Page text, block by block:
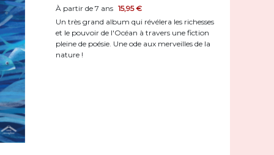
À partir de 7 ans 15,95 €
Un très grand album qui révélera les richesses
et le pouvoir de l'Océan à travers une fiction
pleine de poésie. Une ode aux merveilles de la
nature !